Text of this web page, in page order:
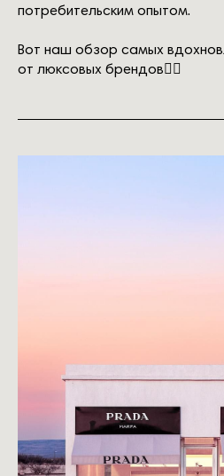
потребительским опытом.
Вот наш обзор самых
от люксовых брендов👉🏽